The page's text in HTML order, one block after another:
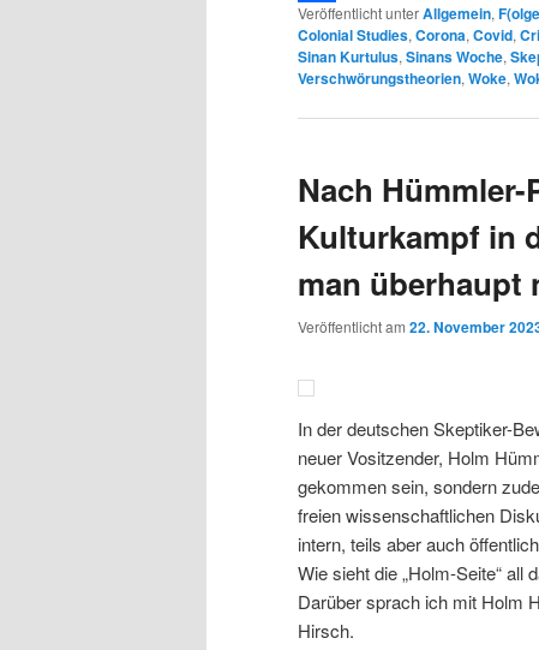
Teilen
Veröffentlicht unterAllgemein,
Colonial Studies, Corona, Covid,
Sinan Kurtulus, Sinans Woche,
Verschwörungstheorien, Woke,
Nach
Kulturkampf in
man überhaupt
Veröffentlicht am 22. November
In der deutschen Skeptiker-
neuer Vositzender, Holm
gekommen sein, sondern
freien wissenschaftlichen
intern, teils aber auch
Wie sieht die „Holm-Seite“ all
Darüber sprach ich mit Holm
Hirsch.